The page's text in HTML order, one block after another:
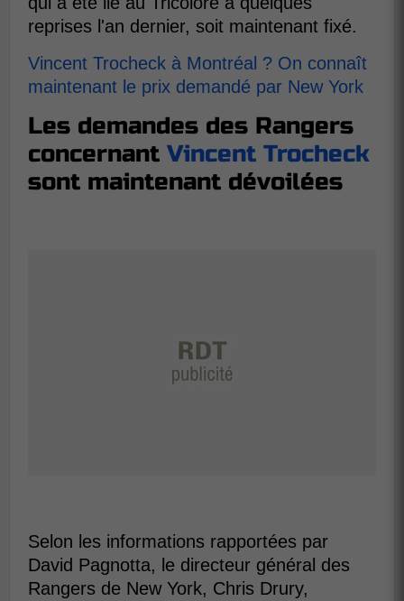
reprises l'an dernier, soit maintenant fixé.
Vincent Trocheck à Montréal ? On connaît
maintenant le prix demandé par New York
Les demandes des Rangers
concernant Vincent Trocheck
sont maintenant dévoilées
Selon les informations rapportées par
David Pagnotta, le directeur général des
Rangers de New York, Chris Drury,